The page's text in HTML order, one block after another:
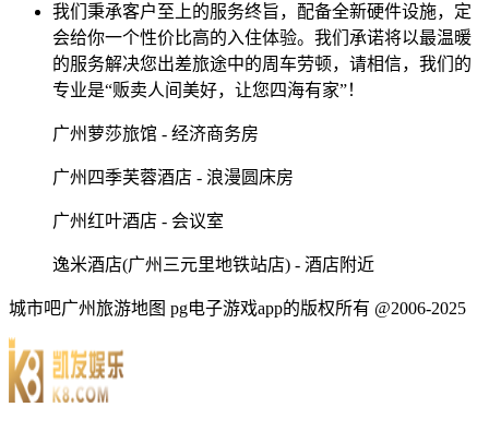
我们秉承客户至上的服务终旨，配备全新硬件设施，定
会给你一个性价比高的入住体验。我们承诺将以最温暖
的服务解决您出差旅途中的周车劳顿，请相信，我们的
专业是“贩卖人间美好，让您四海有家”！
广州萝莎旅馆 - 经济商务房
广州四季芙蓉酒店 - 浪漫圆床房
广州红叶酒店 - 会议室
逸米酒店(广州三元里地铁站店) - 酒店附近
城市吧广州旅游地图 pg电子游戏app的版权所有 @2006-2025